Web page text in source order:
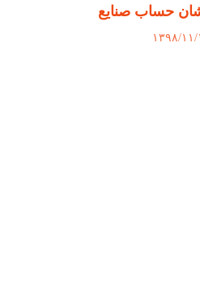
حساب صنایع
۱۱/۱۹